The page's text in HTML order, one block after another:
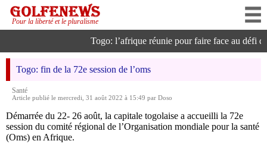
Pour la liberté et le pluralisme
Togo: l’afrique réunie pour faire face au défi
Togo: fin de la 72e session de l’oms
Santé
Article publié le mercredi, 31 août 2022 à 15:49 par Doso
Démarrée du 22- 26 août, la capitale togolaise a accueilli la 72e
session du comité régional de l’Organisation mondiale pour la santé
(Oms) en Afrique.